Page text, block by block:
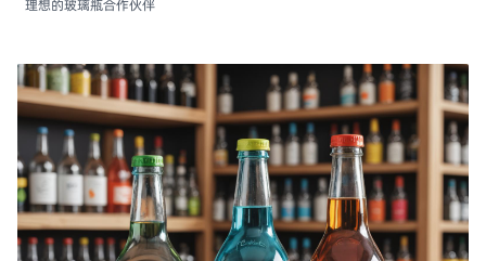
理想的玻璃瓶合作伙伴